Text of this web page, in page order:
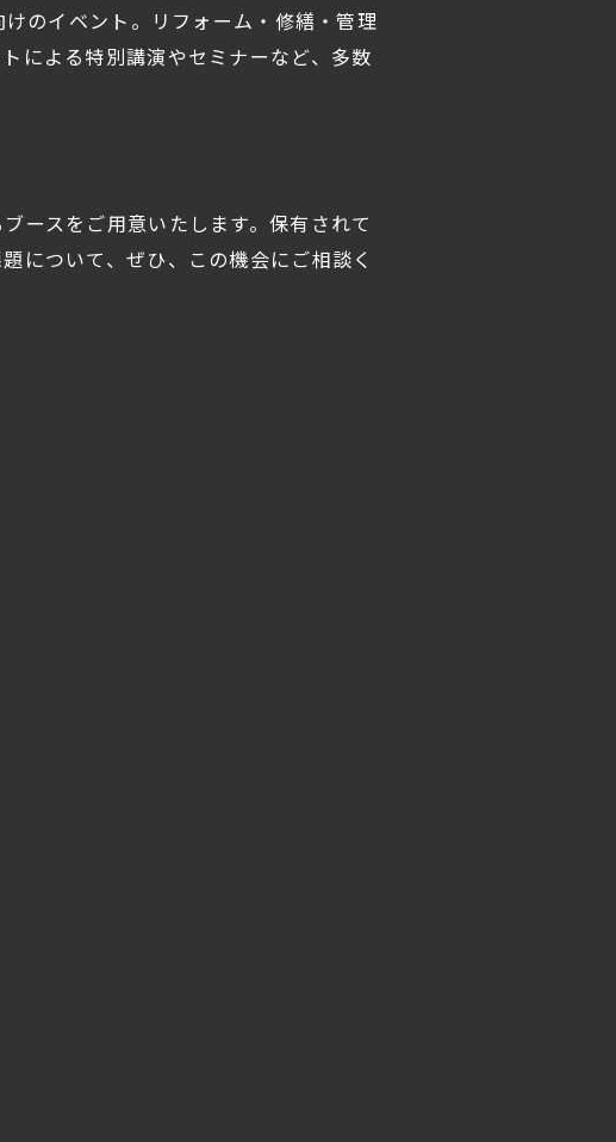
のイベント。リフォーム・修繕・管理
による特別講演やセミナーなど、多数
ースをご用意いたします。保有されて
について、ぜひ、この機会にご相談く